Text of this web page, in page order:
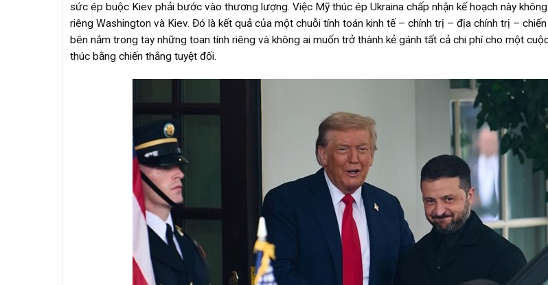
sức ép buộc Kiev phải bước vào thương lượng. Việc Mỹ thúc ép Ukraina chấp nhận kế hoạch này
riêng Washington và Kiev. Đó là kết quả của một chuỗi tính toán kinh tế – chính trị – địa chính trị –
bên nắm trong tay những toan tính riêng và không ai muốn trở thành kẻ gánh tất cả chi phí cho một
thúc bằng chiến thắng tuyệt đối.